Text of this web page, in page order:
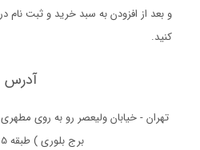
مزیت‌های استفاده از ساعت
مزیت‌های استفاده از ساعت مچی فراتر
بدون بی‌احترامی به طرف مقابل (با
ساعت مچی هویت و شخصیت شما
نشانه سلیقه و موفقیت شماست.
سواک، سیتیزن یا سیکو) می‌تواند
و بعد از افزودن به سبد خرید و ثبت نام
کنید.
آدرس
برج بلوری ) طبقه 5 واحد 502